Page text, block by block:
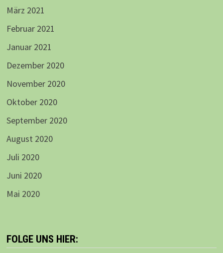
März 2021
Februar 2021
Januar 2021
Dezember 2020
November 2020
Oktober 2020
September 2020
August 2020
Juli 2020
Juni 2020
Mai 2020
FOLGE UNS HIER: